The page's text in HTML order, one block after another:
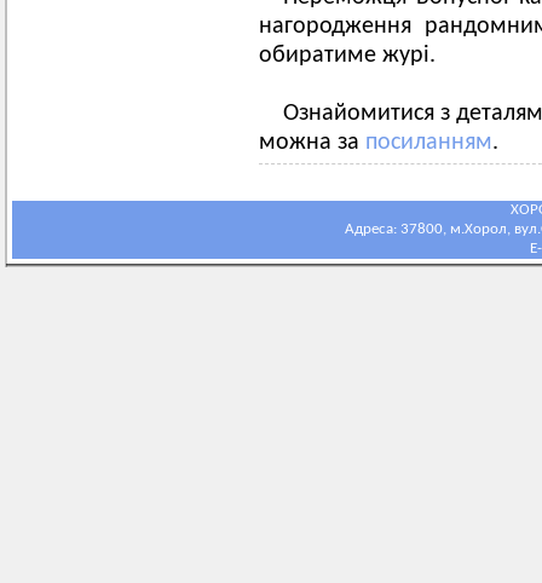
нагородження
обиратиме журі.
Ознайомитися з
можна за посиланням.
Адреса: 37800, м.Хорол,